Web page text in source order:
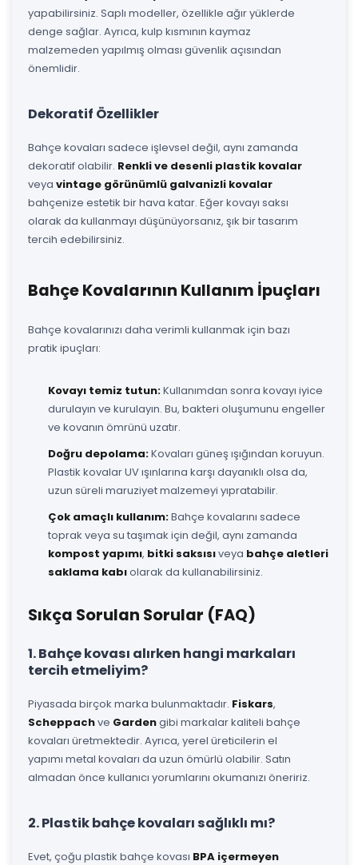
yapabilirsiniz. Saplı modeller, özellikle ağır yüklerde
denge sağlar. Ayrıca, kulp kısmının kaymaz
malzemeden yapılmış olması güvenlik açısından
önemlidir.
Dekoratif Özellikler
Bahçe kovaları sadece işlevsel değil, aynı zamanda
dekoratif olabilir. Renkli ve desenli plastik kovalar
veya vintage görünümlü galvanizli kovalar
bahçenize estetik bir hava katar. Eğer kovayı saksı
olarak da kullanmayı düşünüyorsanız, şık bir tasarım
tercih edebilirsiniz.
Bahçe Kovalarının Kullanım İpuçları
Bahçe kovalarınızı daha verimli kullanmak için bazı
pratik ipuçları:
Kovayı temiz tutun:Kullanımdan sonra kovayı iyice
durulayın ve kurulayın. Bu, bakteri oluşumunu engeller
ve kovanın ömrünü uzatır.
Doğru depolama:Kovaları güneş ışığından koruyun.
Plastik kovalar UV ışınlarına karşı dayanıklı olsa da,
uzun süreli maruziyet malzemeyi yıpratabilir.
Çok amaçlı kullanım:Bahçe kovalarını sadece
toprak veya su taşımak için değil, aynı zamanda
kompost yapımı, bitki saksısıveya bahçe aletleri
saklama kabıolarak da kullanabilirsiniz.
Sıkça Sorulan Sorular (FAQ)
1. Bahçe kovası alırken hangi markaları
tercih etmeliyim?
Piyasada birçok marka bulunmaktadır. Fiskars,
Scheppachve Gardengibi markalar kaliteli bahçe
kovaları üretmektedir. Ayrıca, yerel üreticilerin el
yapımı metal kovaları da uzun ömürlü olabilir. Satın
almadan önce kullanıcı yorumlarını okumanızı öneririz.
2. Plastik bahçe kovaları sağlıklı mı?
Evet, çoğu plastik bahçe kovası BPA içermeyen